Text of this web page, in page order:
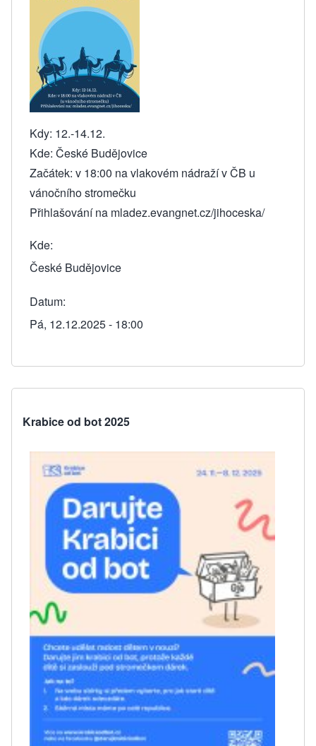
Kdy: 12.-14.12.
Kde: České Budějovice
Začátek: v 18:00 na vlakovém nádraží v ČB u
vánočního stromečku
Přihlašování na mladez.evangnet.cz/jihoceska/
Kde
České Budějovice
Datum
Pá, 12.12.2025 - 18:00
Krabice od bot 2025